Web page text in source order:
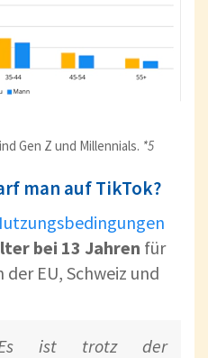
Gen Z und Millennials. *5
man auf TikTok?
bei 13 Jahren für
EU, Schweiz und
ist trotz der